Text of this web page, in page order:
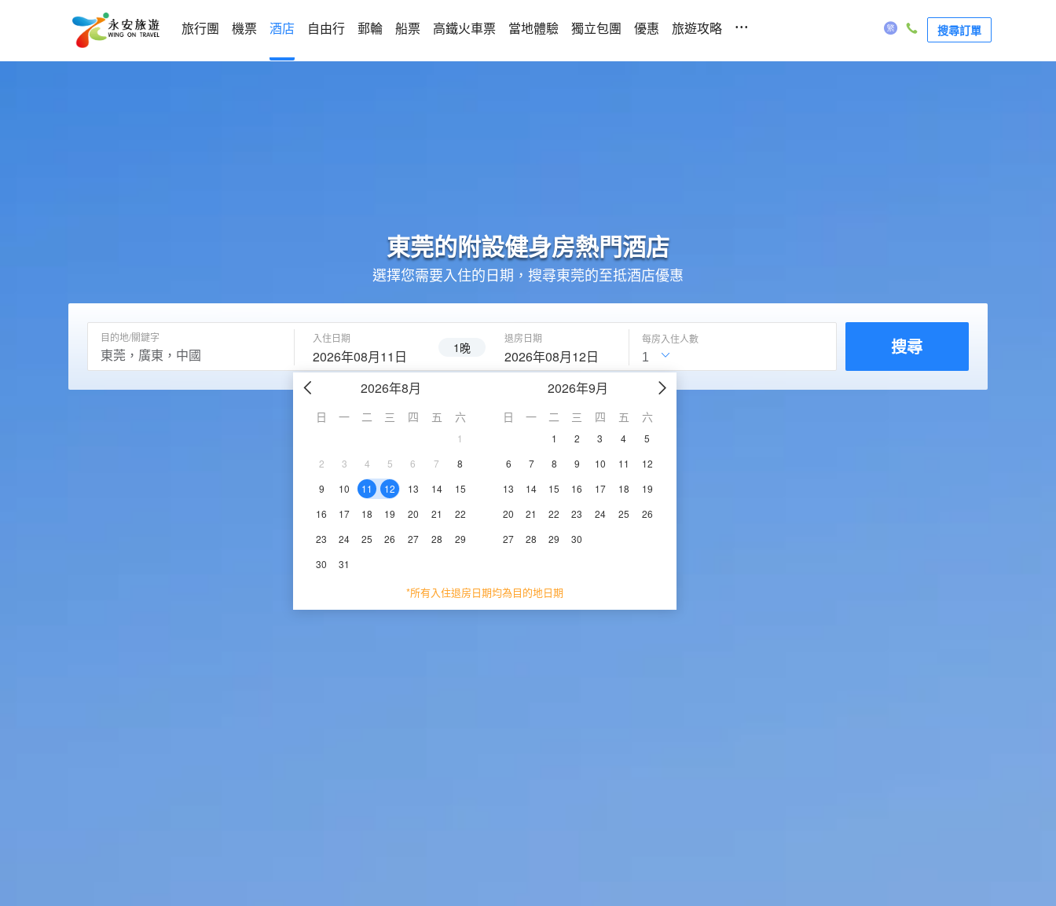
旅行團 機票 酒店 自由行 郵輪 船票 高鐵火車票 當地體驗 獨立包團 優惠 旅遊攻略 ... 搜尋訂單
東莞的附設健身房熱門酒店
選擇您需要入住的日期，搜尋東莞的至抵酒店優惠
目的地/關鍵字 入住日期
2026年08月11日 1晚
退房日期
2026年08月12日
2026年8月
日 一 二 三 四 五 六
1
2
3 4 5 6 7
8
9
10 11 12 13 14
15
16
17 18 19 20 21
22
23
24 25 26 27 28
29
30
31
2026年9月
日 一 二 三 四 五 六
1 2 3 4
5
6
7 8 9 10 11
12
13
14 15 16 17 18
19
20
21 22 23 24 25
26
27
28 29 30
*所有入住退房日期均為目的地日期
每房入住人數 搜尋